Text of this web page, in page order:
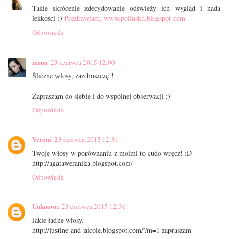
Takie skrócenie zdecydowanie odświeży ich wygląd i nada
lekkości :) Pozdrawiam, www.polinska.blogspot.com
Odpowiedz
izuua 23 czerwca 2015 12:00
Śliczne włosy, zazdroszczę!!
Zapraszam do siebie i do wspólnej obserwacji ;)
Odpowiedz
Veroni 23 czerwca 2015 12:31
Twoje włosy w porównaniu z moimi to cudo wręcz! :D
http://agataweranika.blogspot.com/
Odpowiedz
Unknown 23 czerwca 2015 12:36
Jakie ładne włosy.
http://justine-and-nicole.blogspot.com/?m=1 zapraszam